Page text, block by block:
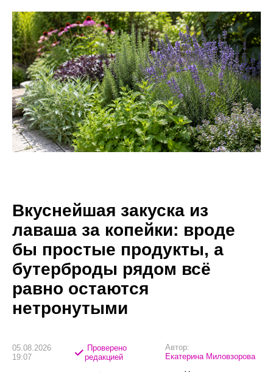
Вкуснейшая закуска из
лаваша за копейки: вроде
бы простые продукты, а
бутерброды рядом всё
равно остаются
нетронутыми
05.08.2026
19:07
Проверено
редакцией
Автор:
Екатерина Миловзорова